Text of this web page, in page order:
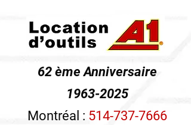
62 ème Anniversaire
1963-2025
Montréal : 514-737-7666